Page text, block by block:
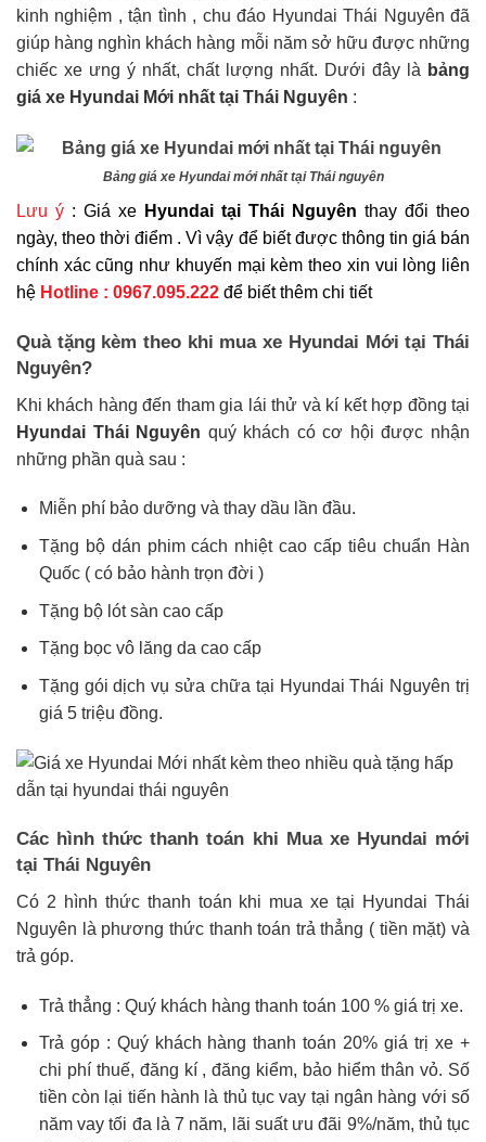
kinh nghiệm , tận tình , chu đáo Hyundai Thái Nguyên đã
giúp hàng nghìn khách hàng mỗi năm sở hữu được những
chiếc xe ưng ý nhất, chất lượng nhất. Dưới đây là bảng
giá xe Hyundai Mới nhất tại Thái Nguyên :
Bảng giá xe Hyundai mới nhất tại Thái nguyên
Lưu ý : Giá xe Hyundai tại Thái Nguyên thay đổi theo
ngày, theo thời điểm . Vì vậy để biết được thông tin giá bán
chính xác cũng như khuyến mại kèm theo xin vui lòng liên
hệ Hotline : 0967.095.222 để biết thêm chi tiết
Quà tặng kèm theo khi mua xe Hyundai Mới tại Thái
Nguyên?
Khi khách hàng đến tham gia lái thử và kí kết hợp đồng tại
Hyundai Thái Nguyên quý khách có cơ hội được nhận
những phần quà sau :
Miễn phí bảo dưỡng và thay dầu lần đầu.
Tặng bộ dán phim cách nhiệt cao cấp tiêu chuẩn Hàn
Quốc ( có bảo hành trọn đời )
Tặng bộ lót sàn cao cấp
Tặng bọc vô lăng da cao cấp
Tặng gói dịch vụ sửa chữa tại Hyundai Thái Nguyên trị
giá 5 triệu đồng.
Các hình thức thanh toán khi Mua xe Hyundai mới
tại Thái Nguyên
Có 2 hình thức thanh toán khi mua xe tại Hyundai Thái
Nguyên là phương thức thanh toán trả thẳng ( tiền mặt) và
trả góp.
Trả thẳng : Quý khách hàng thanh toán 100 % giá trị xe.
Trả góp : Quý khách hàng thanh toán 20% giá trị xe +
chi phí thuế, đăng kí , đăng kiểm, bảo hiểm thân vỏ. Số
tiền còn lại tiến hành là thủ tục vay tại ngân hàng với số
năm vay tối đa là 7 năm, lãi suất ưu đãi 9%/năm, thủ tục